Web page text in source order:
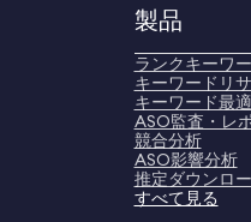
製品
ランクキーワ
キーワードリ
キーワード最
ASO監査・レ
競合分析
ASO影響分析
推定ダウンロ
すべて見る